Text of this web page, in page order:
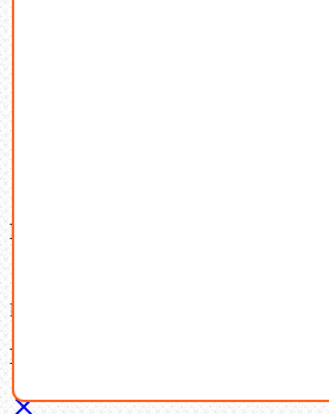
Латунный и бронзовый
Ваша корзина
В корзине нет товаров.
Поиск